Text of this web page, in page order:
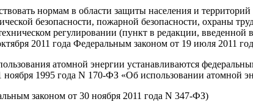
нормам в области защиты населения и
безопасности, пожарной безопасности, охраны
регулировании (пункт в редакции,
2011 года Федеральным законом от 19 июля 2011
атомной энергии устанавливаются
1995 года N 170-ФЗ «Об использовании атомной
законом от 30 ноября 2011 года N 347-ФЗ)